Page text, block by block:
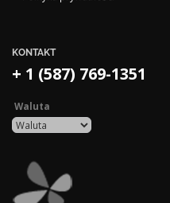
KONTAKT
+ 1 (587) 769-1351
Waluta